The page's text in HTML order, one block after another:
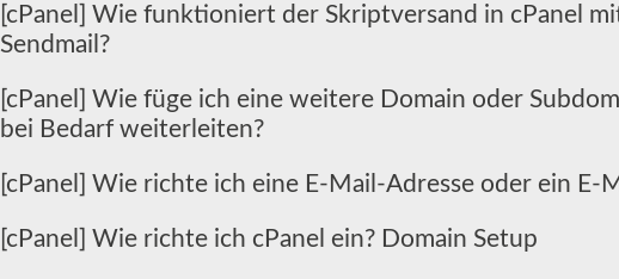
[cPanel] Wie funktioniert der Skriptversand in cPanel
Sendmail?
[cPanel] Wie füge ich eine weitere Domain oder
bei Bedarf weiterleiten?
[cPanel] Wie richte ich eine E-Mail-Adresse oder ein E-
[cPanel] Wie richte ich cPanel ein? Domain Setup